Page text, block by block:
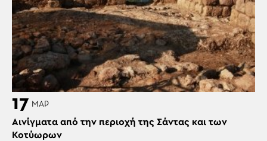
17 ΜΑΡ
Αινίγματα από την περιοχή της Σάντας και των
Κοτύωρων